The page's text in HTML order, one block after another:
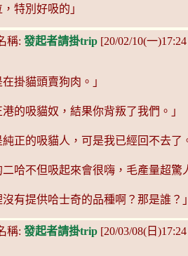
特別好吸的」
稱: 發起者請掛trip [20/02/10(一
掛貓頭賣狗肉。」
港的吸貓奴，結果你背叛了我們。」
純正的吸貓人，可是我已經回不去了
二哈不但吸起來會很嗨，毛產量超驚
沒有提供哈士奇的品種啊？那是誰？
稱: 發起者請掛trip [20/03/08(日